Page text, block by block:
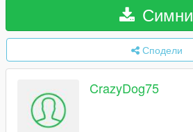
Симни
Сподели
CrazyDog75